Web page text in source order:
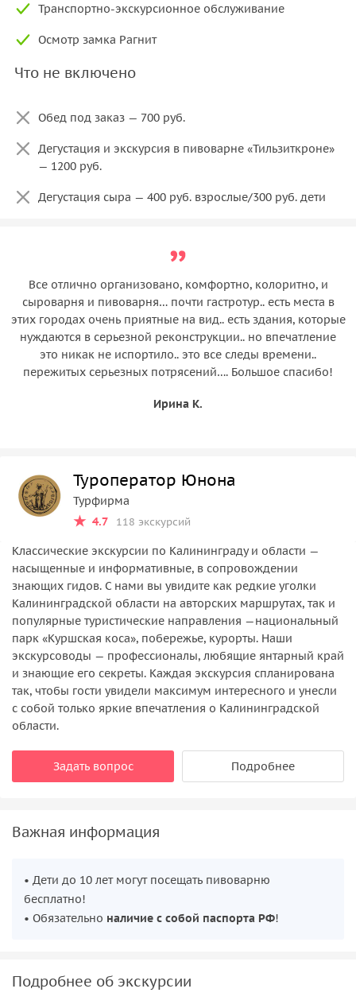
Транспортно-экскурсионное обслуживание
Осмотр замка Рагнит
Что не включено
Обед под заказ — 700 руб.
Дегустация и экскурсия в пивоварне «Тильзиткроне»
— 1200 руб.
Дегустация сыра — 400 руб. взрослые/300 руб. дети
Все отлично организовано, комфортно, колоритно, и
сыроварня и пивоварня… почти гастротур.. есть места в
этих городах очень приятные на вид.. есть здания, которые
нуждаются в серьезной реконструкции.. но впечатление
это никак не испортило.. это все следы времени..
пережитых серьезных потрясений…. Большое спасибо!
Ирина К.
Туроператор Юнона
Турфирма
4.7
118 экскурсий
Классические экскурсии по Калининграду и области —
насыщенные и информативные, в сопровождении
знающих гидов. С нами вы увидите как редкие уголки
Калининградской области на авторских маршрутах, так и
популярные туристические направления —национальный
парк «Куршская коса», побережье, курорты. Наши
экскурсоводы — профессионалы, любящие янтарный край
и знающие его секреты. Каждая экскурсия спланирована
так, чтобы гости увидели максимум интересного и унесли
с собой только яркие впечатления о Калининградской
области.
Задать вопрос Подробнее
Важная информация
• Дети до 10 лет могут посещать пивоварню
бесплатно!
• Обязательно наличие с собой паспорта РФ!
Подробнее об экскурсии